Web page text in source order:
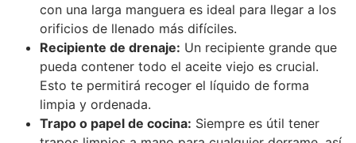
con una larga manguera es ideal para llegar a los
orificios de llenado más difíciles.
Recipiente de drenaje: Un recipiente grande que
pueda contener todo el aceite viejo es crucial.
Esto te permitirá recoger el líquido de forma
limpia y ordenada.
Trapo o papel de cocina: Siempre es útil tener